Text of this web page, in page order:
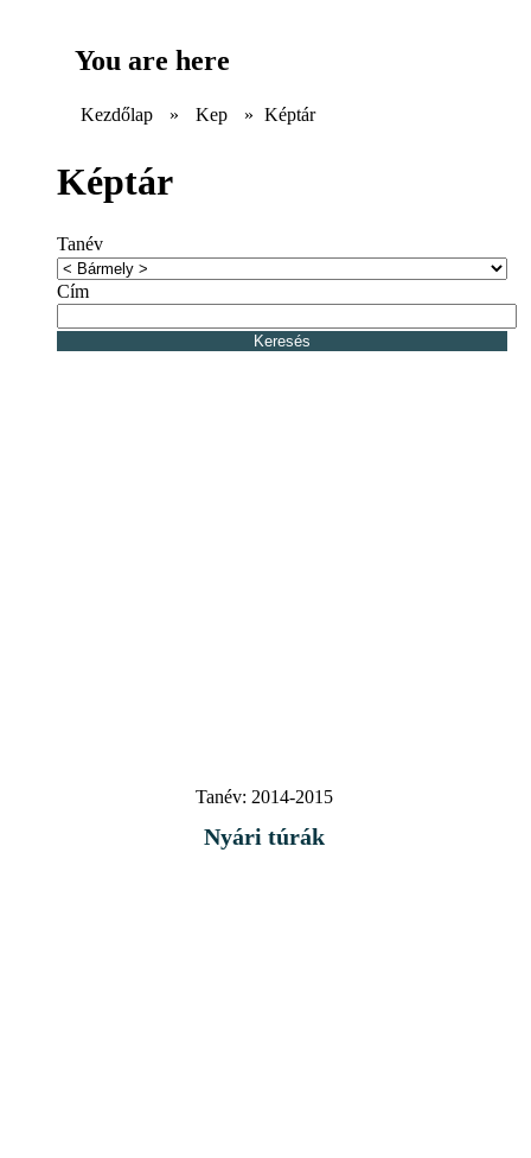
You are here
Kezdőlap » Kep » Képtár
Képtár
Tanév
Cím
Tanév: 2014-2015
Nyári túrák